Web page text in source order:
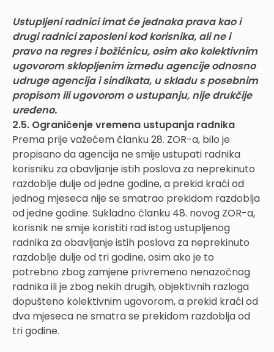
Ustupljeni radnici imat će jednaka prava kao i
drugi radnici zaposleni kod korisnika, ali ne i
pravo na regres i božićnicu, osim ako kolektivnim
ugovorom sklopljenim između agencije odnosno
udruge agencija i sindikata, u skladu s posebnim
propisom ili ugovorom o ustupanju, nije drukčije
uređeno.
2.5. Ograničenje vremena ustupanja radnika
Prema prije važećem članku 28. ZOR-a, bilo je
propisano da agencija ne smije ustupati radnika
korisniku za obavljanje istih poslova za neprekinuto
razdoblje dulje od jedne godine, a prekid kraći od
jednog mjeseca nije se smatrao prekidom razdoblja
od jedne godine. Sukladno članku 48. novog ZOR-a,
korisnik ne smije koristiti rad istog ustupljenog
radnika za obavljanje istih poslova za neprekinuto
razdoblje dulje od tri godine, osim ako je to
potrebno zbog zamjene privremeno nenazočnog
radnika ili je zbog nekih drugih, objektivnih razloga
dopušteno kolektivnim ugovorom, a prekid kraći od
dva mjeseca ne smatra se prekidom razdoblja od
tri godine.